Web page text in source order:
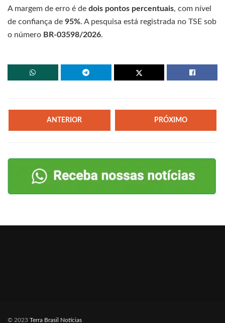
A margem de erro é de dois pontos percentuais, com nível
de confiança de 95%. A pesquisa está registrada no TSE sob
o número BR-03598/2026.
ANTERIOR PRÓXIMO
© 2023 Terra Brasil Notícias